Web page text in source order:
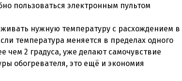
пользоваться электронным пультом
нужную температуру с расхождением в
температура меняется в пределах одного
чем 2 градуса, уже делают самочувствие
обогревателя, это ещё и экономия